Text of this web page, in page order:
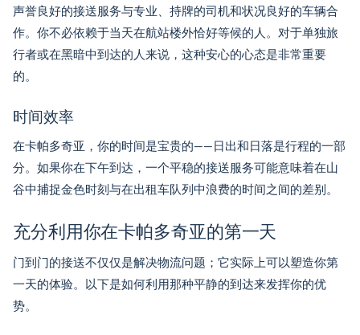
声誉良好的接送服务与专业、持牌的司机和状况良好的车辆合
作。你不必依赖于当天在航站楼外恰好等候的人。对于单独旅
行者或在黑暗中到达的人来说，这种安心的心态是非常重要
的。
时间效率
在卡帕多奇亚，你的时间是宝贵的——日出和日落是行程的一部
分。如果你在下午到达，一个平稳的接送服务可能意味着在山
谷中捕捉金色时刻与在出租车队列中浪费的时间之间的差别。
充分利用你在卡帕多奇亚的第一天
门到门的接送不仅仅是解决物流问题；它实际上可以塑造你第
一天的体验。以下是如何利用那种平静的到达来发挥你的优
势。